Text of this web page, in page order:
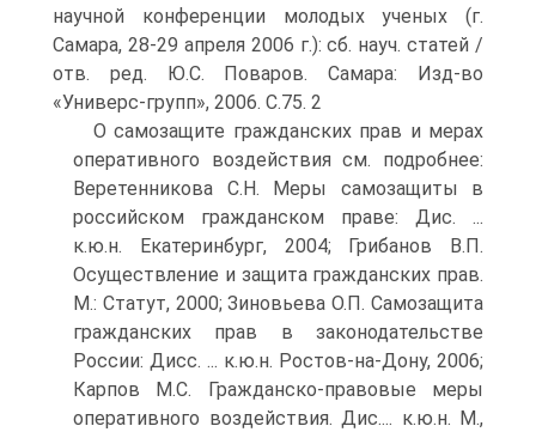
научной конференции молодых ученых (г.
Самара, 28-29 апреля 2006 г.): сб. науч. статей /
отв. ред. Ю.С. Поваров. Самара: Изд-во
«Универс-групп», 2006. С.75. 2
О самозащите гражданских прав и мерах
оперативного воздействия см. подробнее:
Веретенникова С.Н. Меры самозащиты в
российском гражданском праве: Дис. ...
к.ю.н. Екатеринбург, 2004; Грибанов В.П.
Осуществление и защита гражданских прав.
М.: Статут, 2000; Зиновьева О.П. Самозащита
гражданских прав в законодательстве
России: Дисс. ... к.ю.н. Ростов-на-Дону, 2006;
Карпов М.С. Гражданско-правовые меры
оперативного воздействия. Дис.... к.ю.н. М.,